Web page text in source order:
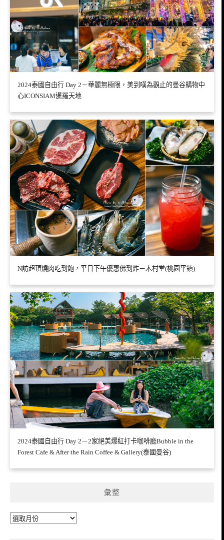
2024泰國自由行 Day 2－華麗無極限，美到嘆為觀止的曼谷購物中
心ICONSIAM暹羅天地
N訪超頂燒肉吃到飽，平日下午優惠佛到炸－木村堂(桃園平鎮)
2024泰國自由行 Day 2－2家絕美爆紅打卡咖啡廳Bubble in the
Forest Cafe & After the Rain Coffee & Gallery(泰國曼谷)
彙整
彙